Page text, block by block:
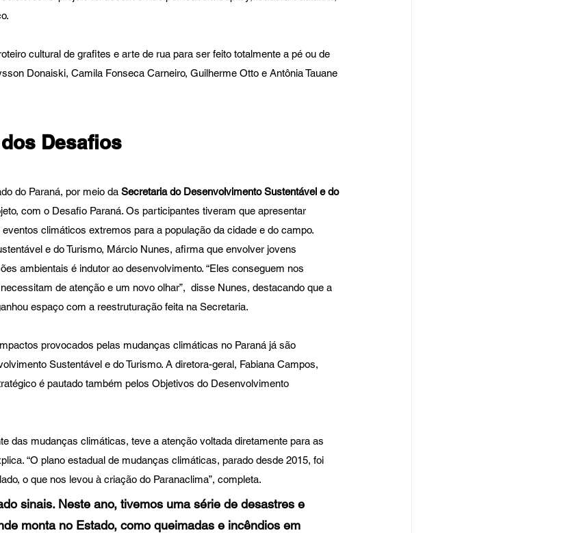
cultural de grafites e arte de rua para ser feito totalmente a pé ou de
Donaiski, Camila Fonseca Carneiro, Guilherme Otto e Antônia Tauane
Desafios
do Paraná, por meio da Secretaria do Desenvolvimento Sustentável e do
com o Desafio Paraná. Os participantes tiveram que apresentar
climáticos extremos para a população da cidade e do campo.
e do Turismo, Márcio Nunes, afirma que envolver jovens
ambientais é indutor ao desenvolvimento. “Eles conseguem nos
de atenção e um novo olhar”,  disse Nunes, destacando que a
espaço com a reestruturação feita na Secretaria.
provocados pelas mudanças climáticas no Paraná já são
Sustentável e do Turismo. A diretora-geral, Fabiana Campos,
é pautado também pelos Objetivos do Desenvolvimento
das mudanças climáticas, teve a atenção voltada diretamente para as
“O plano estadual de mudanças climáticas, parado desde 2015, foi
o que nos levou à criação do Paranaclima”, completa.
sinais. Neste ano, tivemos uma série de desastres e
monta no Estado, como queimadas e incêndios em